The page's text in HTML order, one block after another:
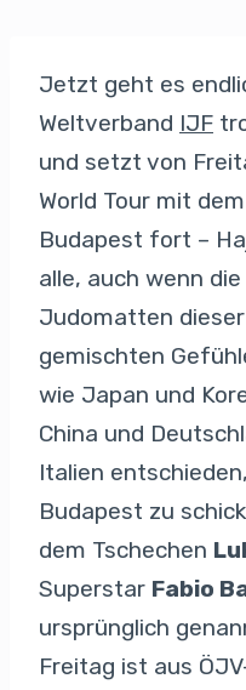
Jetzt geht es
Weltverband IJF
und setzt von
World Tour mit
Budapest fort –
alle, auch wenn
Judomatten
gemischten
wie Japan und
China und
Italien
Budapest zu
dem Tschechen
Superstar Fabio
ursprünglich
Freitag ist aus